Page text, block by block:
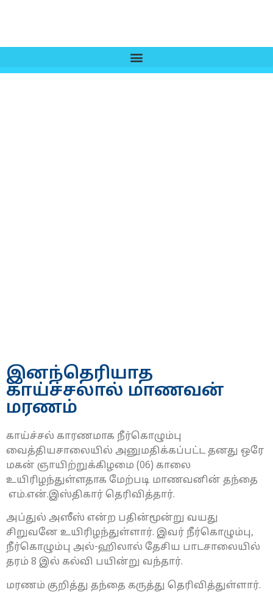
இனந்தெரியாத
காய்ச்சலால் மாணவன்
மரணம்
காய்ச்சல் காரணமாக நீர்கொழும்பு
வைத்தியசாலையில் அனுமதிக்கப்பட்ட தனது ஒரே
மகன் ஞாயிற்றுக்கிழமை (06) காலை
உயிரிழந்துள்ளதாக மேற்படி மாணவனின் தந்தை
எம்.என்.இஸ்திகார் தெரிவித்தார்.
அப்துல் அஸீஸ் என்ற பதின்மூன்று வயது
சிறுவனே உயிரிழந்துள்ளார். இவர் நீர்கொழும்பு,
நீர்கொழும்பு அல்-ஹிலால் தேசிய பாடசாலையில்
தரம் 8 இல் கல்வி பயின்று வந்தார்.
மரணம் குறித்து தந்தை கருத்து தெரிவித்துள்ளார்.